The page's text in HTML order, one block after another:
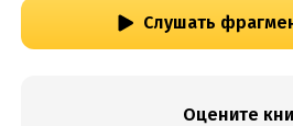
Слушать
Оцените